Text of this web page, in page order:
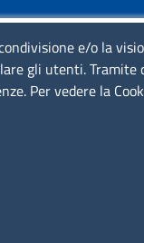
SERVIZIOe/o la
gli utenti. Tramite
Per vedere la